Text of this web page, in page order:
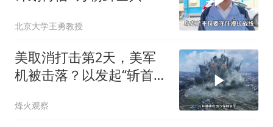
北京大学王勇教授
美取消打击第2天，美军
机被击落？以发起“斩首行
烽火观察